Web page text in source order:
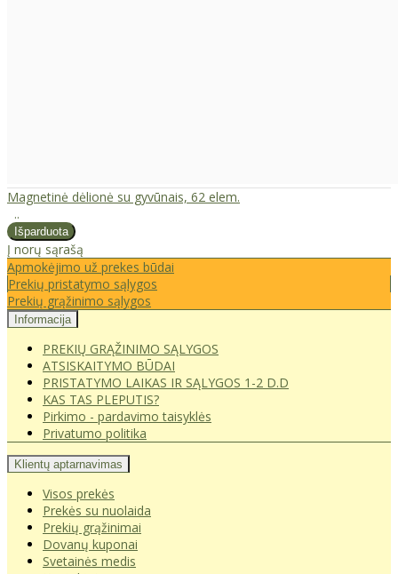
Magnetinė dėlionė su gyvūnais, 62 elem.
..
Į norų sąrašą
Apmokėjimo už prekes būdai
Prekių pristatymo sąlygos
Prekių grąžinimo sąlygos
Informacija
PREKIŲ GRĄŽINIMO SĄLYGOS
ATSISKAITYMO BŪDAI
PRISTATYMO LAIKAS IR SĄLYGOS 1-2 D.D
KAS TAS PLEPUTIS?
Pirkimo - pardavimo taisyklės
Privatumo politika
Klientų aptarnavimas
Visos prekės
Prekės su nuolaida
Prekių grąžinimai
Dovanų kuponai
Svetainės medis